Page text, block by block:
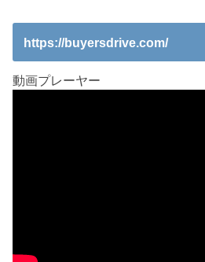
https://buyersdrive.com/
動画プレーヤー